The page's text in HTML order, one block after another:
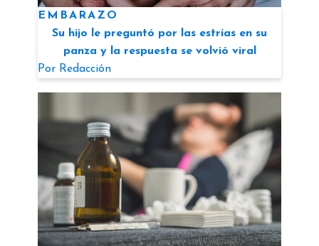
EMBARAZO
Su hijo le preguntó por las estrías en su
panza y la respuesta se volvió viral
Por Redacción